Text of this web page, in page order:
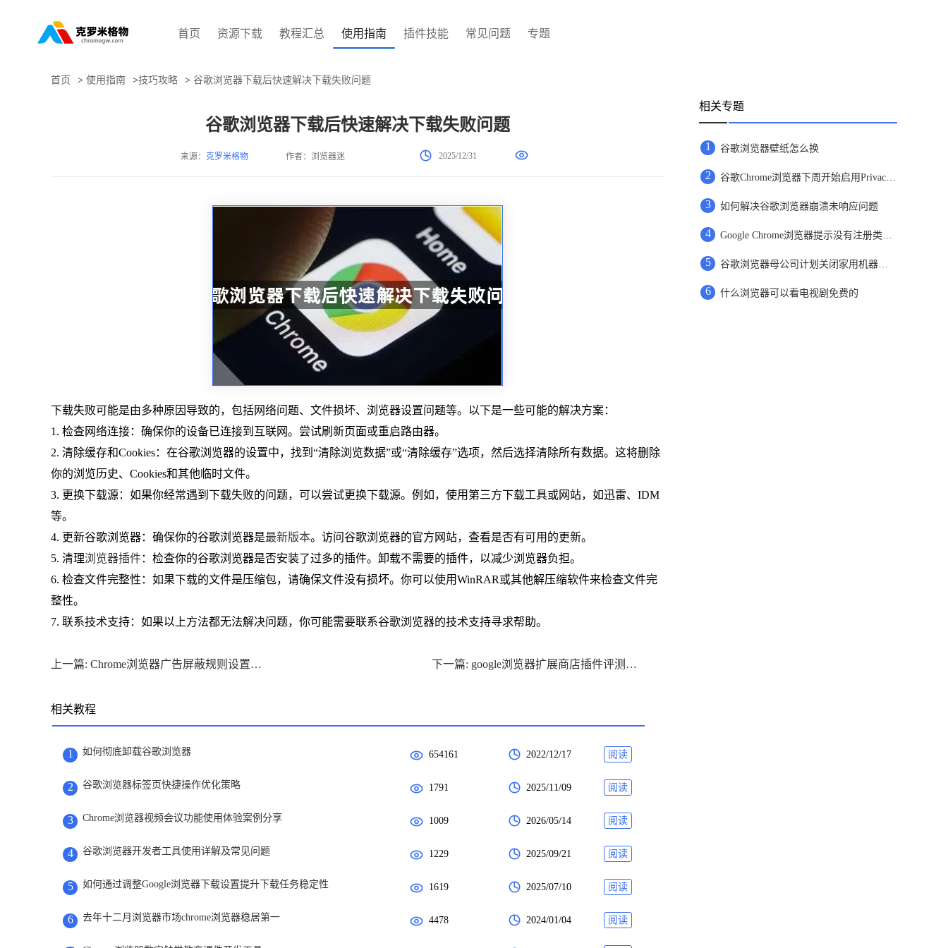
首页 资源下载 教程汇总 使用指南 插件技能 常见问题 专题
首页 > 使用指南 >技巧攻略 > 谷歌浏览器下载后快速解决下载失败问题
谷歌浏览器下载后快速解决下载失败问题
来源： 克罗米格物 作者：浏览器迷 2025/12/31
下载失败可能是由多种原因导致的，包括网络问题、文件损坏、浏览器设置问题等。以下是一些可能的解决方案：
1. 检查网络连接：确保你的设备已连接到互联网。尝试刷新页面或重启路由器。
2. 清除缓存和Cookies：在谷歌浏览器的设置中，找到“清除浏览数据”或“清除缓存”选项，然后选择清除所有数据。这将删除
你的浏览历史、Cookies和其他临时文件。
3. 更换下载源：如果你经常遇到下载失败的问题，可以尝试更换下载源。例如，使用第三方下载工具或网站，如迅雷、IDM
等。
4. 更新谷歌浏览器：确保你的谷歌浏览器是最新版本。访问谷歌浏览器的官方网站，查看是否有可用的更新。
5. 清理浏览器插件：检查你的谷歌浏览器是否安装了过多的插件。卸载不需要的插件，以减少浏览器负担。
6. 检查文件完整性：如果下载的文件是压缩包，请确保文件没有损坏。你可以使用WinRAR或其他解压缩软件来检查文件完
整性。
7. 联系技术支持：如果以上方法都无法解决问题，你可能需要联系谷歌浏览器的技术支持寻求帮助。
上一篇: Chrome浏览器广告屏蔽规则设置及应用技巧 下一篇: google浏览器扩展商店插件评测指南
相关教程
1 如何彻底卸载谷歌浏览器 654161 2022/12/17 阅读
2 谷歌浏览器标签页快捷操作优化策略 1791 2025/11/09 阅读
3 Chrome浏览器视频会议功能使用体验案例分享 1009 2026/05/14 阅读
4 谷歌浏览器开发者工具使用详解及常见问题 1229 2025/09/21 阅读
5 如何通过调整Google浏览器下载设置提升下载任务稳定性 1619 2025/07/10 阅读
6 去年十二月浏览器市场chrome浏览器稳居第一 4478 2024/01/04 阅读
相关专题
1 谷歌浏览器壁纸怎么换
2 谷歌Chrome浏览器下周开始启用Privacy Sandbox
3 如何解决谷歌浏览器崩溃未响应问题
4 Google Chrome浏览器提示没有注册类怎么办
5 谷歌浏览器母公司计划关闭家用机器人公司
6 什么浏览器可以看电视剧免费的